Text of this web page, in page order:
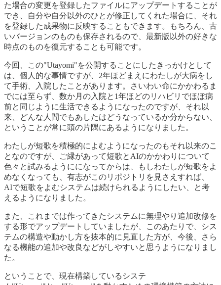
た場合の変更を登録したファイルにアップデートすることが
でき、自分や自分以外のひとが修正してくれた場合に、それ
を登録した成果物に反映することもできます。もちろん、古
いバージョンのものも保存されるので、最新版以外の好きな
時点のものを復元することも可能です。
今回、この"Utayomi"を公開することにしたきっかけとして
は、個人的な事情ですが、2年ほどまえにわたしが大病をし
て手術、入院したことがあります。さいわい命にかかわるま
でには至らず、数か月の入院と1年ほどのリハビリでほぼ病
前と同じように生活できるようになったのですが、それ以
来、どんな人間でもあしたはどうなっているか分からない、
ということが常に頭の片隅にあるようになりました。
わたしが短歌を積極的によむようになったのもそれ以来のこ
となのですが、ご縁があって短歌とAIのかかわりについて
色々と試みるようにになってからは、もしわたしが短歌をよ
めなくなっても、有志がこのリポジトリを見さえすれば、
AIで短歌をよむシステムは続けられるようにしたい、と考
えるようになりました。
また、これまでは作ってきたシステムに無理やり追加改修を
する形でアップデートしていましたが、このあたりで、シス
テムの構造や動かし方を抜本的に見直した方が、今後、さら
なる機能の追加や改良などがしやすいと思うようになりまし
た。
ということで、現在構築しているシステ